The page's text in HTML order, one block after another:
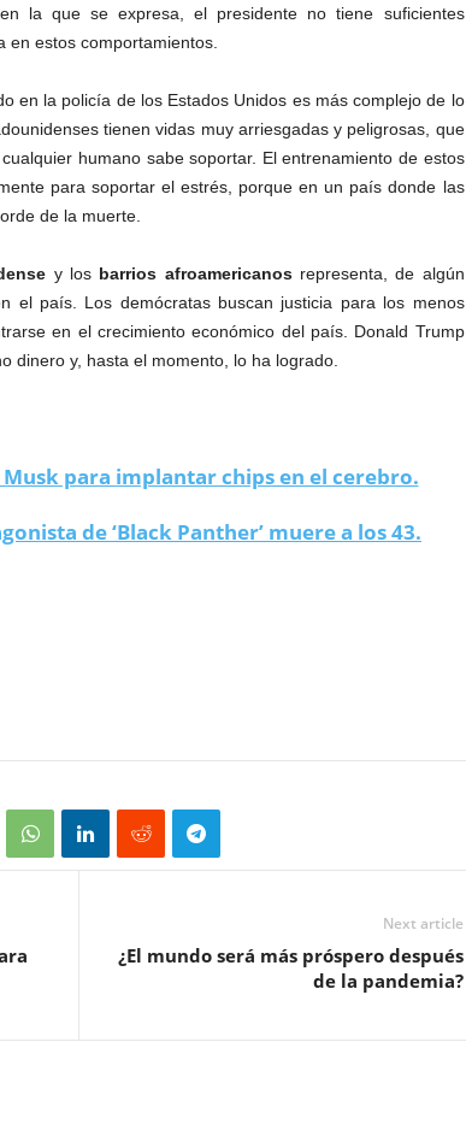
la que se expresa, el presidente no tiene suficientes
en estos comportamientos.
en la policía de los Estados Unidos es más complejo de lo
tienen vidas muy arriesgadas y peligrosas, que
humano sabe soportar. El entrenamiento de estos
para soportar el estrés, porque en un país donde las
de la muerte.
y los barrios afroamericanosrepresenta, de algún
el país. Los demócratas buscan justicia para los menos
en el crecimiento económico del país. Donald Trump
dinero y, hasta el momento, lo ha logrado.
para implantar chips en el cerebro.
de ‘Black Panther’ muere a los 43.
Next article
¿El mundo será más próspero después
de la pandemia?